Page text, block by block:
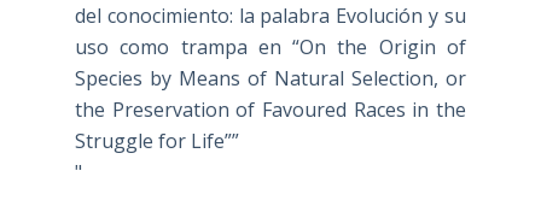
del conocimiento: la palabra Evolución y su
uso como trampa en “On the Origin of
Species by Means of Natural Selection, or
the Preservation of Favoured Races in the
Struggle for Life””
"